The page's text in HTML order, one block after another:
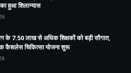
का हुआ शिलान्यास
के 7.50 लाख से अधिक शिक्षकों को बड़ी सौगात,
कैशलेस चिकित्सा योजना शुरू